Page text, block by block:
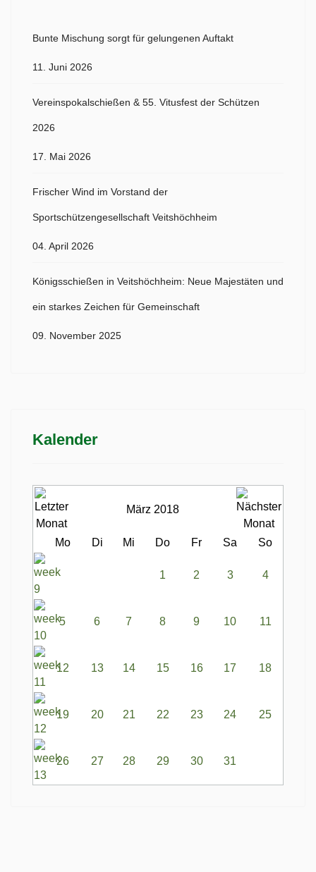
Bunte Mischung sorgt für gelungenen Auftakt
11. Juni 2026
Vereinspokalschießen & 55. Vitusfest der Schützen
2026
17. Mai 2026
Frischer Wind im Vorstand der
Sportschützengesellschaft Veitshöchheim
04. April 2026
Königsschießen in Veitshöchheim: Neue Majestäten und
ein starkes Zeichen für Gemeinschaft
09. November 2025
Kalender
März 2018
Mo Di Mi Do Fr Sa So
1 2 3 4
5 6 7 8 9 10 11
12 13 14 15 16 17 18
19 20 21 22 23 24 25
26 27 28 29 30 31